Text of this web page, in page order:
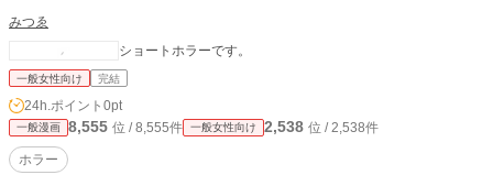
みつゑ
ショートホラーです。
一般女性向け 完結
24h.ポイント 0pt
一般漫画 8,555 位 / 8,555件 一般女性向け 2,538 位 / 2,538件
ホラー